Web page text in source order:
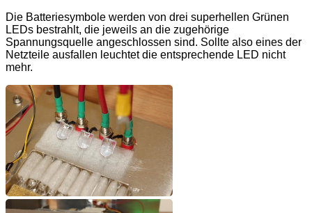
Die Batteriesymbole werden von drei superhellen Grünen
LEDs bestrahlt, die jeweils an die zugehörige
Spannungsquelle angeschlossen sind. Sollte also eines der
Netzteile ausfallen leuchtet die entsprechende LED nicht
mehr.